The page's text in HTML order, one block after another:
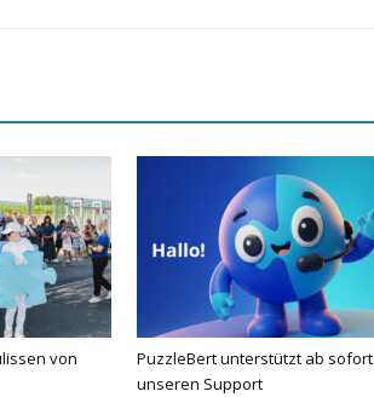
von
PuzzleBert unterstützt ab sofort
unseren Support